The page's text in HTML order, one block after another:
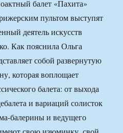
балет «Пахита»
пультом выступят
деятель искусств
Как пояснила Ольга
собой развернутую
которая воплощает
балета: от выхода
и вариаций солисток
балерины и ведущего